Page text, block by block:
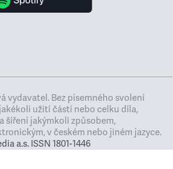
vydavatel. Bez písemného svolení
užití částí nebo celku díla,
šíření jakýmkoli způsobem,
v českém nebo jiném jazyce.
a.s. ISSN 1801-1446